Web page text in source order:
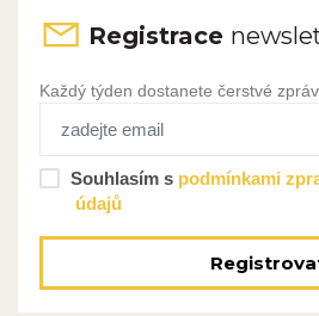
Registrace
Každý týden dostanete čerstvé
Souhlasím s podmínkami
údajů